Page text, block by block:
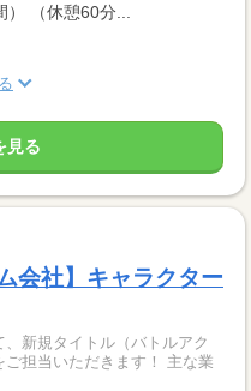
（休憩60分...
見る
会社】キャラクター
新規タイトル（バトルアク
担当いただきます！ 主な業